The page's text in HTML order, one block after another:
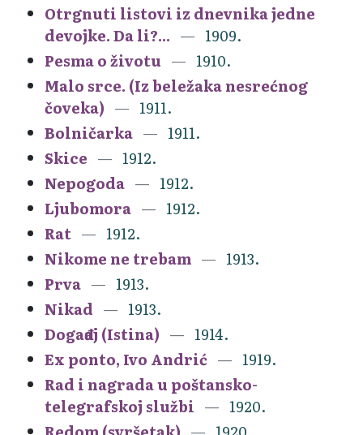
Otrgnuti listovi iz dnevnika jedne
devojke. Da li?...
1909.
Pesma o životu
1910.
Malo srce. (Iz beležaka nesrećnog
čoveka)
1911.
Bolničarka
1911.
Skice
1912.
Nepogoda
1912.
Ljubomora
1912.
Rat
1912.
Nikome ne trebam
1913.
Prva
1913.
Nikad
1913.
Događaj (Istina)
1914.
Ex ponto, Ivo Andrić
1919.
Rad i nagrada u poštansko-
telegrafskoj službi
1920.